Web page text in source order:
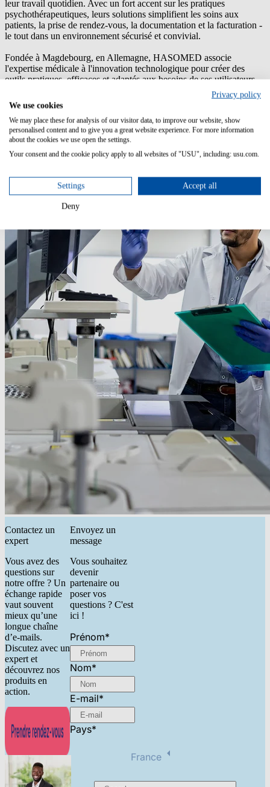
leur travail quotidien. Avec un fort accent sur les pratiques
psychothérapeutiques, leurs solutions simplifient les soins aux
patients, la prise de rendez-vous, la documentation et la facturation -
le tout dans un environnement sécurisé et convivial.
Fondée à Magdebourg, en Allemagne, HASOMED associe
l'expertise médicale à l'innovation technologique pour créer des
outils pratiques, efficaces et adaptés aux besoins de ses utilisateurs.
Leur mission : rendre les processus complexes gérables afin que les
professionnels puissent se concentrer sur ce qui compte le plus -
leurs patients.
Contactez un
expert
Vous avez des
questions sur
notre offre ? Un
échange rapide
vaut souvent
mieux qu’une
longue chaîne
d’e-mails.
Discutez avec un
expert et
découvrez nos
produits en
action.
Envoyez un
message
Vous souhaitez
devenir
partenaire ou
poser vos
questions ? C'est
ici !
Prénom*
Nom*
E-mail*
Pays*
France
Privacy policy
We use cookies
We may place these for analysis of our visitor data, to improve our website, show
personalised content and to give you a great website experience. For more information
about the cookies we use open the settings.
Your consent and the cookie policy apply to all websites of "USU", including: usu.com.
Settings Accept all
Deny